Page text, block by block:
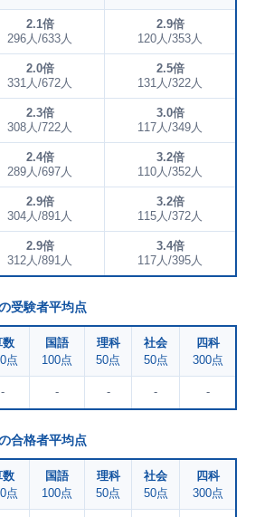
2.1倍
296人/633人
2.9倍
120人/353人
2.0倍
331人/672人
2.5倍
131人/322人
2.3倍
308人/722人
3.0倍
117人/349人
2.4倍
289人/697人
3.2倍
110人/352人
2.9倍
304人/891人
3.2倍
115人/372人
2.9倍
312人/891人
3.4倍
117人/395人
受験者平均点
数
点
国語
100点
理科
50点
社会
50点
四科
300点
- - - - -
合格者平均点
数
点
国語
100点
理科
50点
社会
50点
四科
300点